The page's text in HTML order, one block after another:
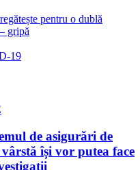
pentru o dublă
gripă
19
de asigurări de
își vor putea face